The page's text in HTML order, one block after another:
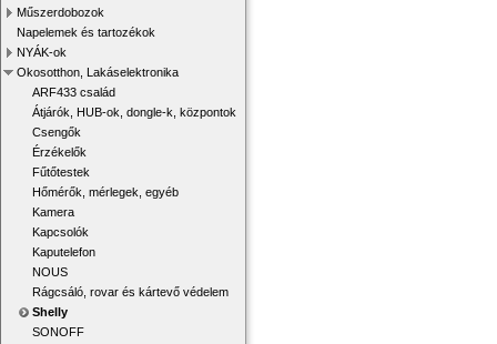
Műszerdobozok
Napelemek és tartozékok
NYÁK-ok
Okosotthon, Lakáselektronika
ARF433 család
Átjárók, HUB-ok, dongle-k, központok
Csengők
Érzékelők
Fűtőtestek
Hőmérők, mérlegek, egyéb
Kamera
Kapcsolók
Kaputelefon
NOUS
Rágcsáló, rovar és kártevő védelem
Shelly
SONOFF